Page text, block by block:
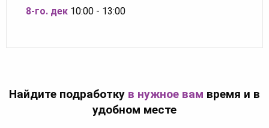
8-го. дек 10:00 - 13:00
Найдите подработку в нужное вам время и в
удобном месте